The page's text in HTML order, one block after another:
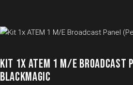
KIT 1X ATEM 1 M/E BROADCAST
BLACKMAGIC